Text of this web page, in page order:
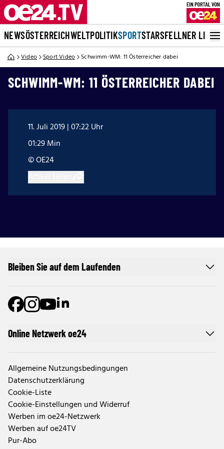
NEWSÖSTERREICHWELTPOLITIKSPORTSTARSFELLNER LIVE
Video Sport Video Schwimm-WM: 11 Österreicher dabei
SCHWIMM-WM: 11 ÖSTERREICHER DABEI
11. Juli 2019 | 07:22 Uhr
01:29 Min
© OE24
Online Netzwerk oe24
Allgemeine Nutzungsbedingungen
Datenschutzerklärung
Cookie-Liste
Cookie-Einstellungen und Widerruf
Werben im oe24-Netzwerk
Werben auf oe24TV
Pur-Abo
Bleiben Sie auf dem Laufenden